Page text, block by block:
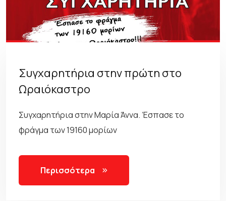
Συγχαρητήρια στην πρώτη στο
Ωραιόκαστρο
Συγχαρητήρια στην Μαρία Άννα. Έσπασε το
φράγμα των 19160 μορίων
Περισσότερα